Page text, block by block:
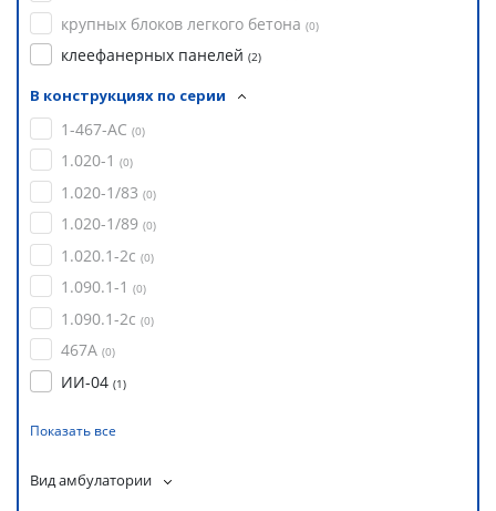
крупных блоков легкого бетона (0)
клеефанерных панелей (2)
В конструкциях по серии
1-467-АС (0)
1.020-1 (0)
1.020-1/83 (0)
1.020-1/89 (0)
1.020.1-2с (0)
1.090.1-1 (0)
1.090.1-2с (0)
467А (0)
ИИ-04 (1)
Показать все
Вид амбулатории